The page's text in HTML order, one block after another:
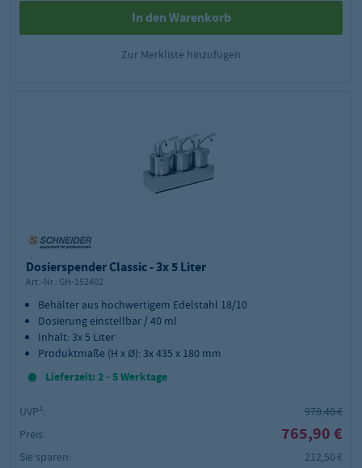
In den Warenkorb
Zur Merkliste hinzufügen
Dosierspender Classic - 3x 5 Liter
Art.-Nr.: GH-152402
Behälter aus hochwertigem Edelstahl 18/10
Dosierung einstellbar / 40 ml
Inhalt: 3x 5 Liter
Produktmaße (H x Ø): 3x 435 x 180 mm
Lieferzeit: 2 - 5 Werktage
UVP²:
978,40 €
Preis:
765,90 €
Sie sparen:
212,50 €